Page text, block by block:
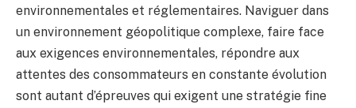
environnementales et réglementaires. Naviguer dans
un environnement géopolitique complexe, faire face
aux exigences environnementales, répondre aux
attentes des consommateurs en constante évolution
sont autant d’épreuves qui exigent une stratégie fine